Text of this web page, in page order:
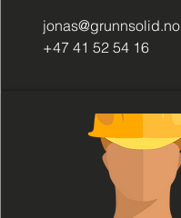
jonas@grunnsolid.no
+47 41 52 54 16